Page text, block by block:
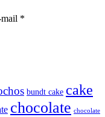
*
bundt cake cake
chocolate chocolate